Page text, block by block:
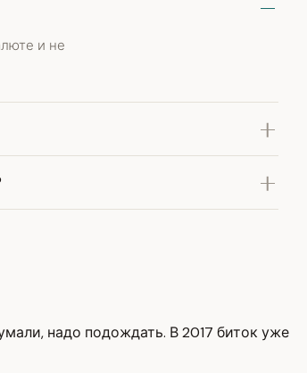
и не
надо подождать. В 2017 биток уже